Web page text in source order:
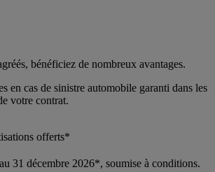
bénéficiez de nombreux avantages.
en cas de sinistre automobile garanti dans les
votre contrat.
offerts*
31 décembre 2026*, soumise à conditions.